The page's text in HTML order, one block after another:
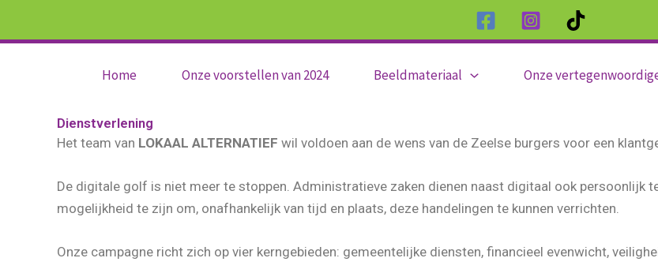
Home Onze voorstellen van 2024 Beeldmateriaal Onze
Dienstverlening
Het team van LOKAAL ALTERNATIEF wil voldoen aan de wens van de Zeelse burgers voor een
De digitale golf is niet meer te stoppen. Administratieve zaken dienen naast digitaal ook persoonlijk
mogelijkheid te zijn om, onafhankelijk van tijd en plaats, deze handelingen te kunnen verrichten.
Onze campagne richt zich op vier kerngebieden: gemeentelijke diensten, financieel evenwicht,